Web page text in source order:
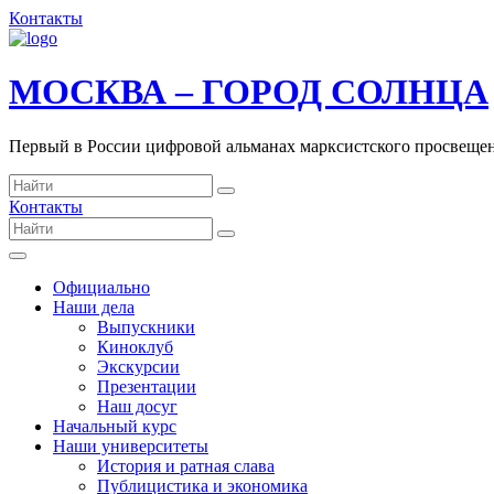
Контакты
МОСКВА – ГОРОД СОЛНЦА
Первый в России цифровой альманах марксистского
Контакты
Официально
Наши дела
Выпускники
Киноклуб
Экскурсии
Презентации
Наш досуг
Начальный курс
Наши университеты
История и ратная слава
Публицистика и экономика